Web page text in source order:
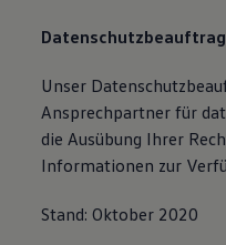
Unser
Ansprechpartner für
die Ausübung Ihrer
Informationen zur
Stand: Oktober 2020